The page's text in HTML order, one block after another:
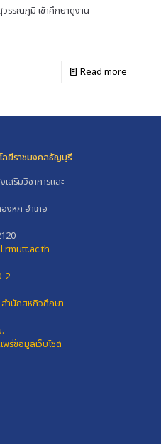
รรณภูมิ เข้าศึกษาดูงาน
Read more
ลยีราชมงคลธัญบุรี
สริมวิชาการและ
งหก อำเภอ
2
สำนักสหกิจศึกษา
ร่ข้อมูลเว็บไซต์